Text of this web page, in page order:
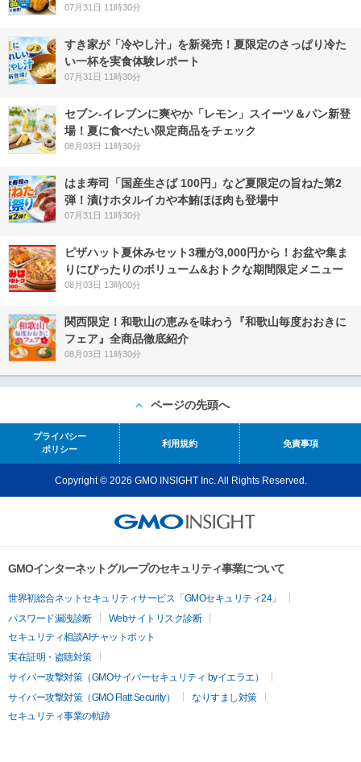
07月31日 11時30分
すき家が「冷やし汁」を新発売！夏限定のさっぱり冷た
い一杯を実食体験レポート
07月31日 11時30分
セブン‐イレブンに爽やか「レモン」スイーツ＆パン新登
場！夏に食べたい限定商品をチェック
08月03日 11時30分
はま寿司「国産生さば 100円」など夏限定の旨ねた第2
弾！漬けホタルイカや本鮪ほほ肉も登場中
07月31日 11時30分
ピザハット夏休みセット3種が3,000円から！お盆や集ま
りにぴったりのボリューム&おトクな期間限定メニュー
08月03日 13時00分
関西限定！和歌山の恵みを味わう『和歌山毎度おおきに
フェア』全商品徹底紹介
08月03日 11時30分
ページの先頭へ
プライバシー
ポリシー
利用規約 免責事項
Copyright © 2026 GMO INSIGHT Inc. All Rights Reserved.
GMOインターネットグループのセキュリティ事業について
世界初総合ネットセキュリティサービス「GMOセキュリティ24」
パスワード漏洩診断
Webサイトリスク診断
セキュリティ相談AIチャットボット
実在証明・盗聴対策
サイバー攻撃対策（GMOサイバーセキュリティ byイエラエ）
サイバー攻撃対策（GMO Flatt Security）
なりすまし対策
セキュリティ事業の軌跡